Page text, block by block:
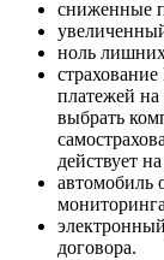
сниженные
ноль
платежей на
выбрать
действует
автомобиль
договора.